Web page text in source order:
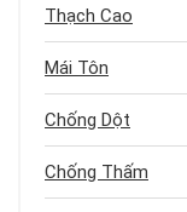
Thạch Cao
Mái Tôn
Chống Dột
Chống Thấm